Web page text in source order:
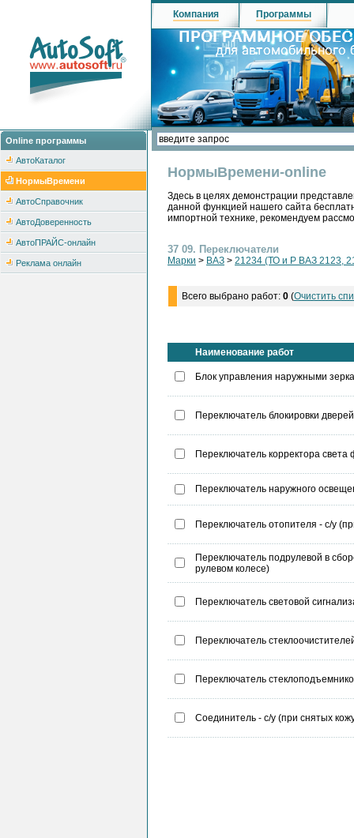
Online программы
АвтоКаталог
НормыВремени
АвтоСправочник
АвтоДоверенность
АвтоПРАЙС-онлайн
Реклама онлайн
Компания Программы
НормыВремени-online
Здесь в целях демонстрации
данной функцией нашего сайта
импортной технике, рекомендуем
37 09. Переключатели
Марки > ВАЗ > 21234 (ТО и Р ВАЗ 2123,
Всего выбрано работ: 0 (Очистить
Наименование работ
Блок управления наружными
Переключатель блокировки
Переключатель корректора света
Переключатель наружного
Переключатель отопителя - с/у
Переключатель подрулевой в
рулевом колесе)
Переключатель световой
Переключатель
Переключатель
Соединитель - с/у (при снятых